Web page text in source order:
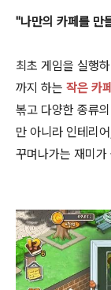
"나만의 카페를 만
최초 게임을 실행
까지 하는 작은 카페
볶고 다양한 종류
만 아니라 인테리
꾸며나가는 재미가